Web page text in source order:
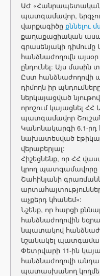
ԱԺ
պատգամավոր,
վարքագիծը քննելու
քաղաքացիական
գրասենյակի դիմումը
հանձնաժողովն
ընդունել: Այս մասին
Ըստ հանձնաժողովի
դիմողն իր
ներկայացված
որոշում կայացնել ՀՀ
պատգամավոր
Կանոնակարգի 6.1-րդ
նախատեսված
վերաբերյալ:
Հիշեցնենք, որ ՀՀ
կրող պատգամավորը
Շահինյանի
աչքերդ կհանեմ»:
Նշենք, որ հարցի
հանձնաժողովին
նպատակով
նշանակել
Փետրվարի 11-ին
հանձնաժողովի
պատասխանող